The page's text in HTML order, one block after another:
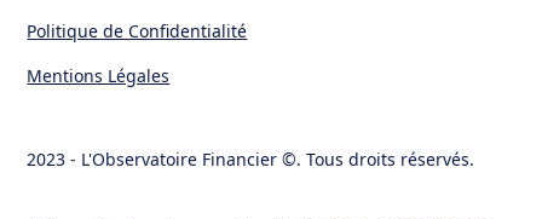
2023 - L'Observatoire Financier ©. Tous droits réservés.
Politique de Confidentialité
Mentions Légales